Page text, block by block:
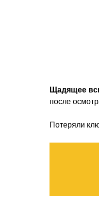
Щадящее
после
Потеряли